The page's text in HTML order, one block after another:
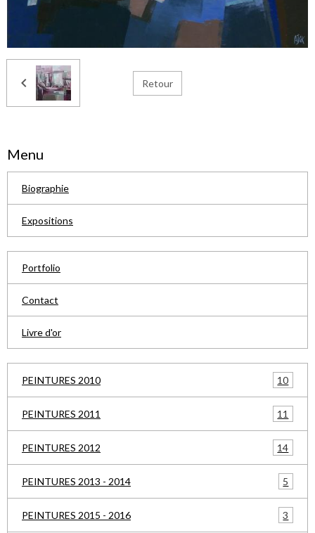
Retour
Menu
Biographie
Expositions
Portfolio
Contact
Livre d'or
PEINTURES 2010 10
PEINTURES 2011 11
PEINTURES 2012 14
PEINTURES 2013 - 2014 5
PEINTURES 2015 - 2016 3